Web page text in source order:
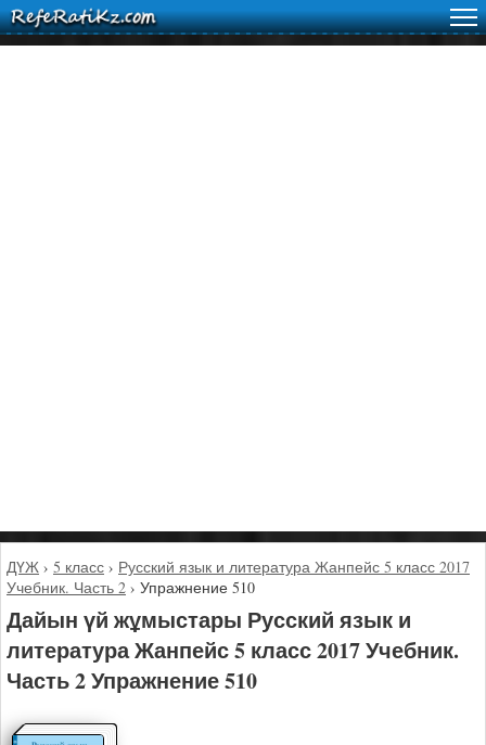
ДҮЖ › 5 класс › Русский язык и литература Жанпейс 5 класс 2017
Учебник. Часть 2 › Упражнение 510
Дайын үй жұмыстары Русский язык и
литература Жанпейс 5 класс 2017 Учебник.
Часть 2 Упражнение 510